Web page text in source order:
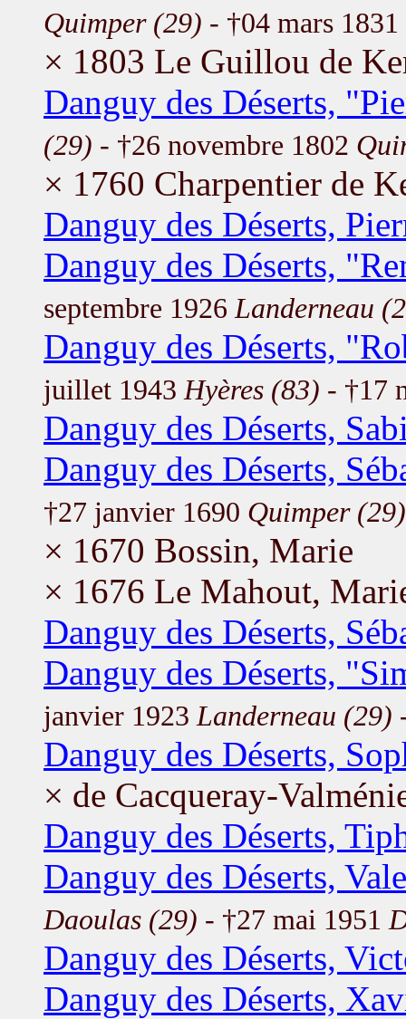
Quimper (29) - †04 mars 1831
× 1803 Le Guillou de
Danguy des Déserts,
(29) - †26 novembre 1802
× 1760 Charpentier de
Danguy des Déserts,
Danguy des Déserts,
septembre 1926 Landerneau
Danguy des Déserts,
juillet 1943 Hyères (83) - †17
Danguy des Déserts,
Danguy des Déserts,
†27 janvier 1690 Quimper (29)
× 1670 Bossin, Marie
× 1676 Le Mahout,
Danguy des Déserts,
Danguy des Déserts,
janvier 1923 Landerneau (29)
Danguy des Déserts,
× de Cacqueray-
Danguy des Déserts,
Danguy des Déserts,
Daoulas (29) - †27 mai 1951
Danguy des Déserts,
Danguy des Déserts,